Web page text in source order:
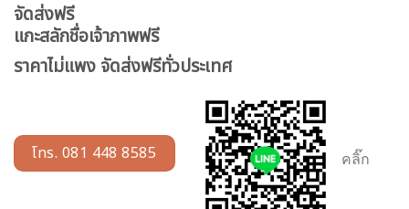
จัดส่งฟรี
แกะสลักชื่อเจ้าภาพฟรี
ราคาไม่แพง จัดส่งฟรีทั่วประเทศ
โทร. 081 448 8585 คลิ๊ก